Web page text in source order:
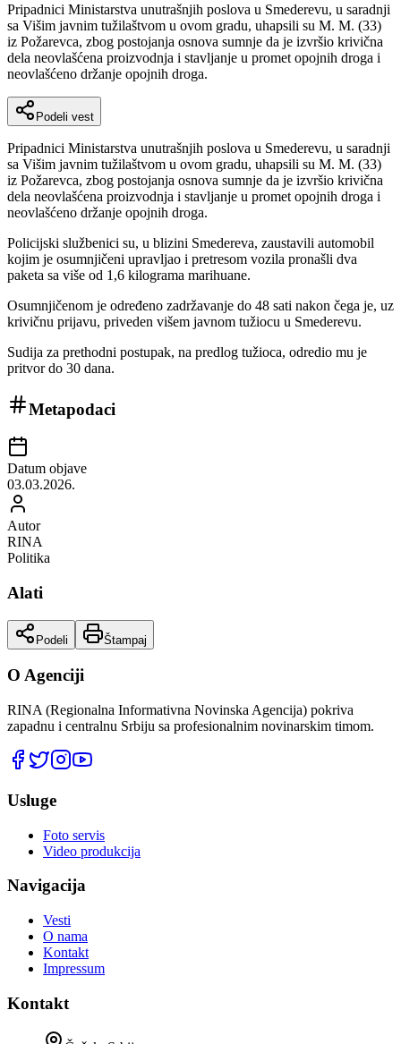
Pripadnici Ministarstva unutrašnjih poslova u Smederevu, u saradnji
sa Višim javnim tužilaštvom u ovom gradu, uhapsili su M. M. (33)
iz Požarevca, zbog postojanja osnova sumnje da je izvršio krivična
dela neovlašćena proizvodnja i stavljanje u promet opojnih droga i
neovlašćeno držanje opojnih droga.
Podeli vest
Pripadnici Ministarstva unutrašnjih poslova u Smederevu, u saradnji
sa Višim javnim tužilaštvom u ovom gradu, uhapsili su M. M. (33)
iz Požarevca, zbog postojanja osnova sumnje da je izvršio krivična
dela neovlašćena proizvodnja i stavljanje u promet opojnih droga i
neovlašćeno držanje opojnih droga.
Policijski službenici su, u blizini Smedereva, zaustavili automobil
kojim je osumnjičeni upravljao i pretresom vozila pronašli dva
paketa sa više od 1,6 kilograma marihuane.
Osumnjičenom je određeno zadržavanje do 48 sati nakon čega je, uz
krivičnu prijavu, priveden višem javnom tužiocu u Smederevu.
Sudija za prethodni postupak, na predlog tužioca, odredio mu je
pritvor do 30 dana.
Metapodaci
Datum objave
03.03.2026.
Autor
RINA
Politika
Alati
Podeli Štampaj
O Agenciji
RINA (Regionalna Informativna Novinska Agencija) pokriva
zapadnu i centralnu Srbiju sa profesionalnim novinarskim timom.
Usluge
Foto servis
Video produkcija
Navigacija
Vesti
O nama
Kontakt
Impressum
Kontakt